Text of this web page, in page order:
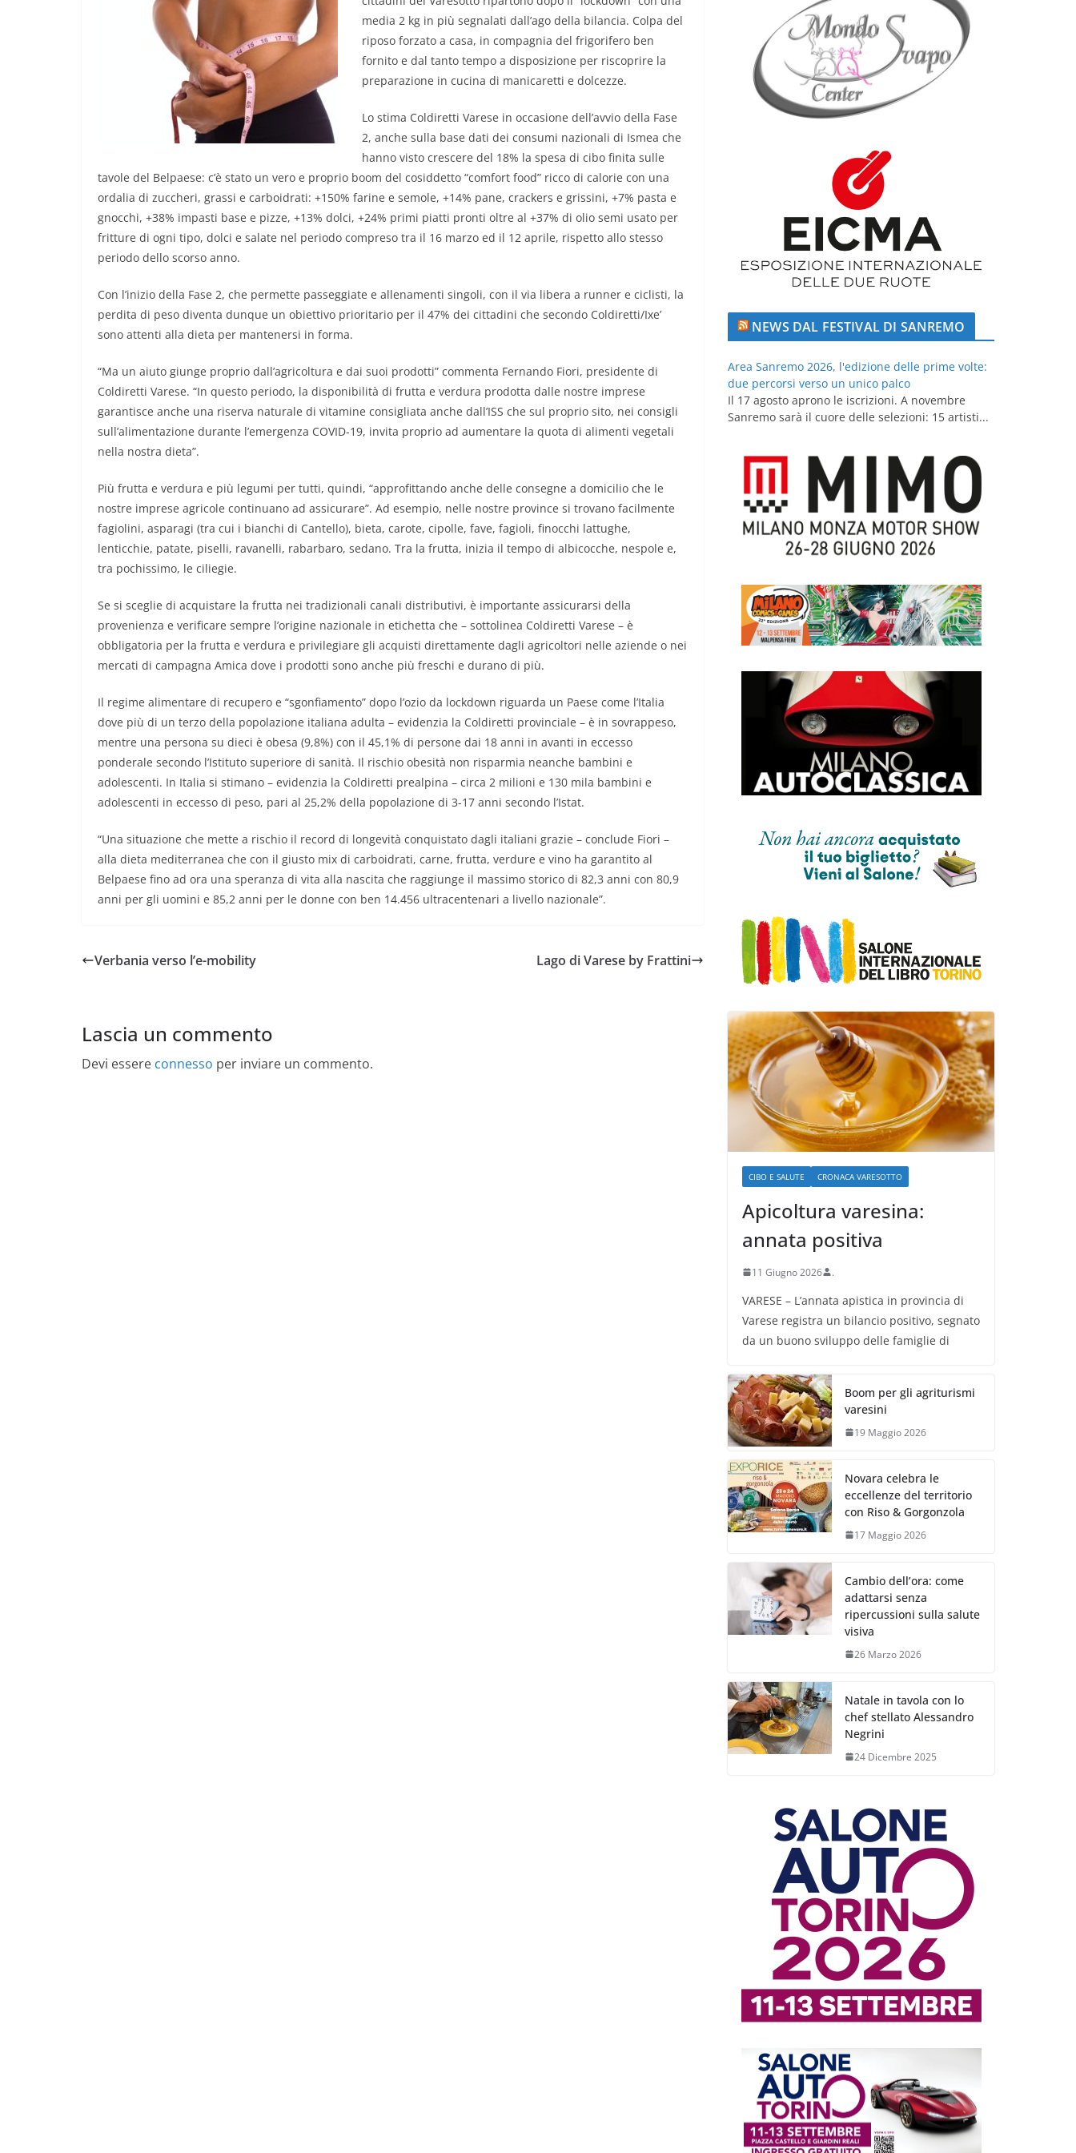
media 2 kg in più segnalati dall’ago della bilancia. Colpa del
riposo forzato a casa, in compagnia del frigorifero ben
fornito e dal tanto tempo a disposizione per riscoprire la
preparazione in cucina di manicaretti e dolcezze.
Lo stima Coldiretti Varese in occasione dell’avvio della Fase
2, anche sulla base dati dei consumi nazionali di Ismea che
hanno visto crescere del 18% la spesa di cibo finita sulle
tavole del Belpaese: c’è stato un vero e proprio boom del cosiddetto “comfort food” ricco di calorie con una
ordalia di zuccheri, grassi e carboidrati: +150% farine e semole, +14% pane, crackers e grissini, +7% pasta e
gnocchi, +38% impasti base e pizze, +13% dolci, +24% primi piatti pronti oltre al +37% di olio semi usato per
fritture di ogni tipo, dolci e salate nel periodo compreso tra il 16 marzo ed il 12 aprile, rispetto allo stesso
periodo dello scorso anno.
Con l’inizio della Fase 2, che permette passeggiate e allenamenti singoli, con il via libera a runner e ciclisti, la
perdita di peso diventa dunque un obiettivo prioritario per il 47% dei cittadini che secondo Coldiretti/Ixe’
sono attenti alla dieta per mantenersi in forma.
“Ma un aiuto giunge proprio dall’agricoltura e dai suoi prodotti” commenta Fernando Fiori, presidente di
Coldiretti Varese. “In questo periodo, la disponibilità di frutta e verdura prodotta dalle nostre imprese
garantisce anche una riserva naturale di vitamine consigliata anche dall’ISS che sul proprio sito, nei consigli
sull’alimentazione durante l’emergenza COVID-19, invita proprio ad aumentare la quota di alimenti vegetali
nella nostra dieta”.
Più frutta e verdura e più legumi per tutti, quindi, “approfittando anche delle consegne a domicilio che le
nostre imprese agricole continuano ad assicurare”. Ad esempio, nelle nostre province si trovano facilmente
fagiolini, asparagi (tra cui i bianchi di Cantello), bieta, carote, cipolle, fave, fagioli, finocchi lattughe,
lenticchie, patate, piselli, ravanelli, rabarbaro, sedano. Tra la frutta, inizia il tempo di albicocche, nespole e,
tra pochissimo, le ciliegie.
Se si sceglie di acquistare la frutta nei tradizionali canali distributivi, è importante assicurarsi della
provenienza e verificare sempre l’origine nazionale in etichetta che – sottolinea Coldiretti Varese – è
obbligatoria per la frutta e verdura e privilegiare gli acquisti direttamente dagli agricoltori nelle aziende o nei
mercati di campagna Amica dove i prodotti sono anche più freschi e durano di più.
Il regime alimentare di recupero e “sgonfiamento” dopo l’ozio da lockdown riguarda un Paese come l’Italia
dove più di un terzo della popolazione italiana adulta – evidenzia la Coldiretti provinciale – è in sovrappeso,
mentre una persona su dieci è obesa (9,8%) con il 45,1% di persone dai 18 anni in avanti in eccesso
ponderale secondo l’Istituto superiore di sanità. Il rischio obesità non risparmia neanche bambini e
adolescenti. In Italia si stimano – evidenzia la Coldiretti prealpina – circa 2 milioni e 130 mila bambini e
adolescenti in eccesso di peso, pari al 25,2% della popolazione di 3-17 anni secondo l’Istat.
“Una situazione che mette a rischio il record di longevità conquistato dagli italiani grazie – conclude Fiori –
alla dieta mediterranea che con il giusto mix di carboidrati, carne, frutta, verdure e vino ha garantito al
Belpaese fino ad ora una speranza di vita alla nascita che raggiunge il massimo storico di 82,3 anni con 80,9
anni per gli uomini e 85,2 anni per le donne con ben 14.456 ultracentenari a livello nazionale”.
Verbania verso l’e-mobility Lago di Varese by Frattini
Lascia un commento
Devi essere connesso per inviare un commento.
NEWS DAL FESTIVAL DI SANREMO
Area Sanremo 2026, l'edizione delle prime volte:
due percorsi verso un unico palco
Il 17 agosto aprono le iscrizioni. A novembre
Sanremo sarà il cuore delle selezioni: 15 artisti...
CIBO E SALUTE CRONACA VARESOTTO
Apicoltura varesina:
annata positiva
11 Giugno 2026 .
VARESE – L’annata apistica in provincia di
Varese registra un bilancio positivo, segnato
da un buono sviluppo delle famiglie di
Boom per gli agriturismi
varesini
19 Maggio 2026
Novara celebra le
eccellenze del territorio
con Riso & Gorgonzola
17 Maggio 2026
Cambio dell’ora: come
adattarsi senza
ripercussioni sulla salute
visiva
26 Marzo 2026
Natale in tavola con lo
chef stellato Alessandro
Negrini
24 Dicembre 2025